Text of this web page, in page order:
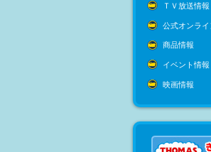
ＴＶ放送情報
公式オンラ
商品情報
イベント情報
映画情報